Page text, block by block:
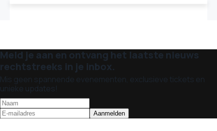
Meld je aan en ontvang het laatste nieuws
rechtstreeks in je inbox.
Mis geen spannende evenementen, exclusieve tickets en
unieke updates!